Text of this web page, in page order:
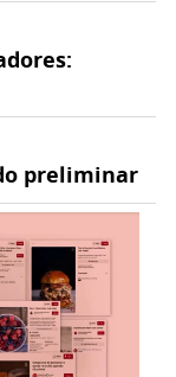
preliminar